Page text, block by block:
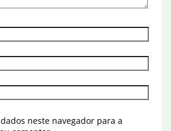
neste navegador para a